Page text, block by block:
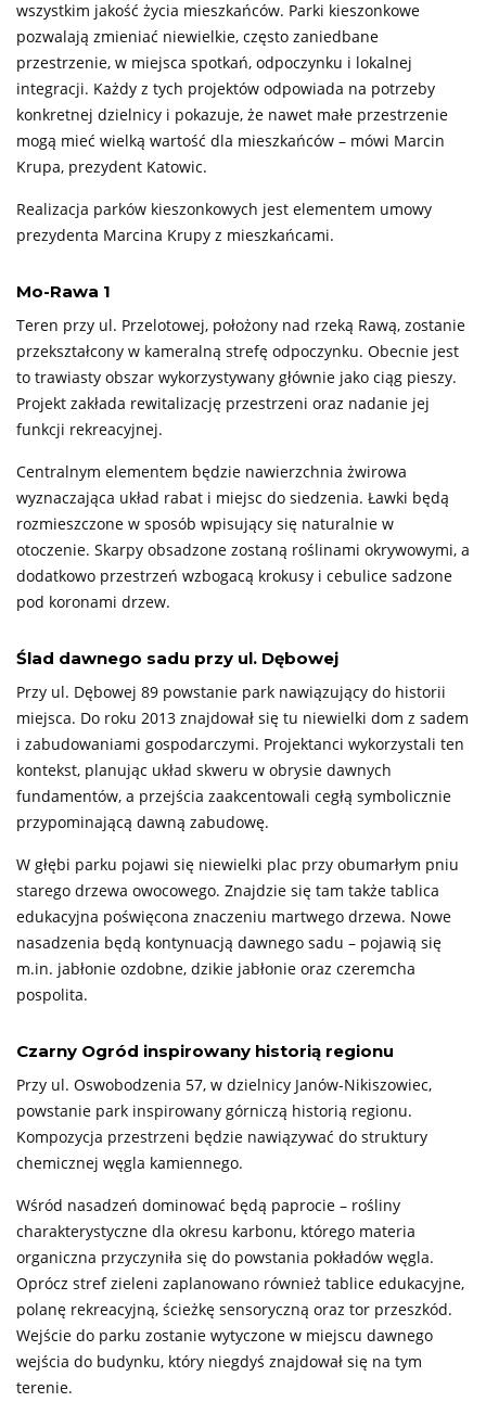
wszystkim jakość życia mieszkańców. Parki kieszonkowe
pozwalają zmieniać niewielkie, często zaniedbane
przestrzenie, w miejsca spotkań, odpoczynku i lokalnej
integracji. Każdy z tych projektów odpowiada na potrzeby
konkretnej dzielnicy i pokazuje, że nawet małe przestrzenie
mogą mieć wielką wartość dla mieszkańców – mówi Marcin
Krupa, prezydent Katowic.
Realizacja parków kieszonkowych jest elementem umowy
prezydenta Marcina Krupy z mieszkańcami.
Mo-Rawa 1
Teren przy ul. Przelotowej, położony nad rzeką Rawą, zostanie
przekształcony w kameralną strefę odpoczynku. Obecnie jest
to trawiasty obszar wykorzystywany głównie jako ciąg pieszy.
Projekt zakłada rewitalizację przestrzeni oraz nadanie jej
funkcji rekreacyjnej.
Centralnym elementem będzie nawierzchnia żwirowa
wyznaczająca układ rabat i miejsc do siedzenia. Ławki będą
rozmieszczone w sposób wpisujący się naturalnie w
otoczenie. Skarpy obsadzone zostaną roślinami okrywowymi, a
dodatkowo przestrzeń wzbogacą krokusy i cebulice sadzone
pod koronami drzew.
Ślad dawnego sadu przy ul. Dębowej
Przy ul. Dębowej 89 powstanie park nawiązujący do historii
miejsca. Do roku 2013 znajdował się tu niewielki dom z sadem
i zabudowaniami gospodarczymi. Projektanci wykorzystali ten
kontekst, planując układ skweru w obrysie dawnych
fundamentów, a przejścia zaakcentowali cegłą symbolicznie
przypominającą dawną zabudowę.
W głębi parku pojawi się niewielki plac przy obumarłym pniu
starego drzewa owocowego. Znajdzie się tam także tablica
edukacyjna poświęcona znaczeniu martwego drzewa. Nowe
nasadzenia będą kontynuacją dawnego sadu – pojawią się
m.in. jabłonie ozdobne, dzikie jabłonie oraz czeremcha
pospolita.
Czarny Ogród inspirowany historią regionu
Przy ul. Oswobodzenia 57, w dzielnicy Janów-Nikiszowiec,
powstanie park inspirowany górniczą historią regionu.
Kompozycja przestrzeni będzie nawiązywać do struktury
chemicznej węgla kamiennego.
Wśród nasadzeń dominować będą paprocie – rośliny
charakterystyczne dla okresu karbonu, którego materia
organiczna przyczyniła się do powstania pokładów węgla.
Oprócz stref zieleni zaplanowano również tablice edukacyjne,
polanę rekreacyjną, ścieżkę sensoryczną oraz tor przeszkód.
Wejście do parku zostanie wytyczone w miejscu dawnego
wejścia do budynku, który niegdyś znajdował się na tym
terenie.